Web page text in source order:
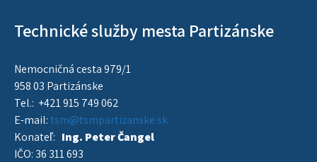
Technické služby mesta Partizánske
Nemocničná cesta 979/1
958 03 Partizánske
Tel.: +421 915 749 062
E-mail:tsm@tsmpartizanske.sk
Konateľ: Ing. Peter Čangel
IČO: 36 311 693